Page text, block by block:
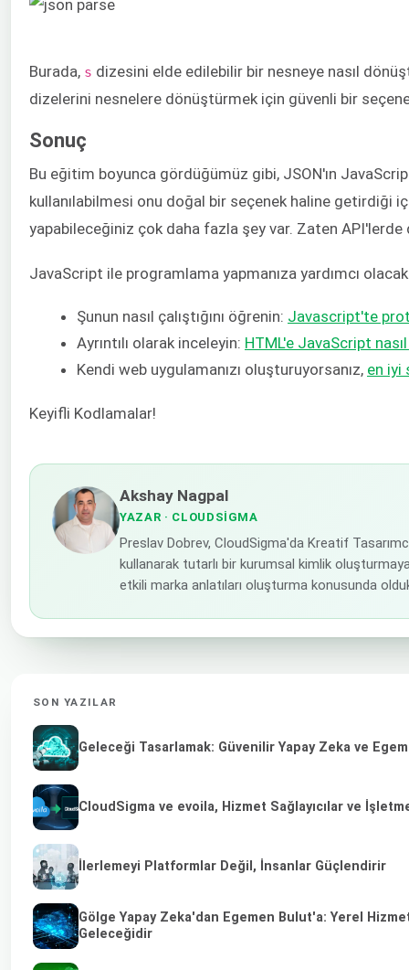
Burada, s dizesini elde edilebilir bir nesneye nasıl
dizelerini nesnelere dönüştürmek için güvenli bir
Sonuç
Bu eğitim boyunca gördüğümüz gibi, JSON'ın
kullanılabilmesi onu doğal bir seçenek haline getirdiği
yapabileceğiniz çok daha fazla şey var. Zaten
JavaScript ile programlama yapmanıza yardımcı
Şunun nasıl çalıştığını öğrenin: Javascript'te
Ayrıntılı olarak inceleyin: HTML'e JavaScript
Kendi web uygulamanızı oluşturuyorsanız, en iyi
Keyifli Kodlamalar!
Akshay Nagpal
YAZAR · CLOUDSIGMA
Preslav Dobrev, CloudSigma'da Kreatif
kullanarak tutarlı bir kurumsal kimlik
etkili marka anlatıları oluşturma konusunda
SON YAZILAR
Geleceği Tasarlamak: Güvenilir Yapay Zeka ve
CloudSigma ve evoila, Hizmet Sağlayıcılar ve
İlerlemeyi Platformlar Değil, İnsanlar Güçlendirir
Gölge Yapay Zeka'dan Egemen Bulut'a: Yerel
Geleceğidir